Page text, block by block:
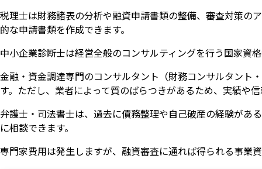
税理士は財務諸表の分析や融資申請書類の整備、審査対策の
的な申請書類を作成できます。
中小企業診断士は経営全般のコンサルティングを行う国家資
金融・資金調達専門のコンサルタント（財務コンサルタント
す。ただし、業者によって質のばらつきがあるため、実績や
弁護士・司法書士は、過去に債務整理や自己破産の経験があ
に相談できます。
専門家費用は発生しますが、融資審査に通れば得られる事業